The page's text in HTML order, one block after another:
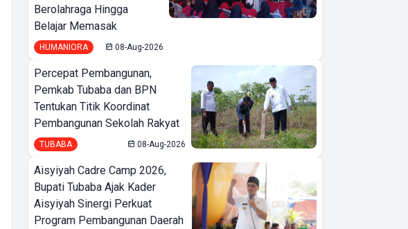
Berolahraga Hingga
Belajar Memasak
HUMANIORA 08-Aug-2026
Percepat Pembangunan,
Pemkab Tubaba dan BPN
Tentukan Titik Koordinat
Pembangunan Sekolah Rakyat
TUBABA 08-Aug-2026
Aisyiyah Cadre Camp 2026,
Bupati Tubaba Ajak Kader
Aisyiyah Sinergi Perkuat
Program Pembangunan Daerah